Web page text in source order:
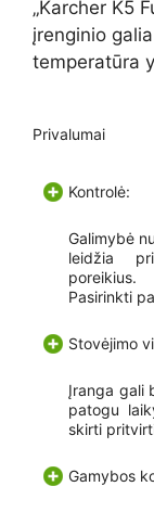
„Karcher K5
įrenginio
temperatūra
Privalumai
Kontrolė:
Galimybė
leidžia
Pasirinkti
Stovėjimo
Įranga gali
patogu
skirti
Gamybos